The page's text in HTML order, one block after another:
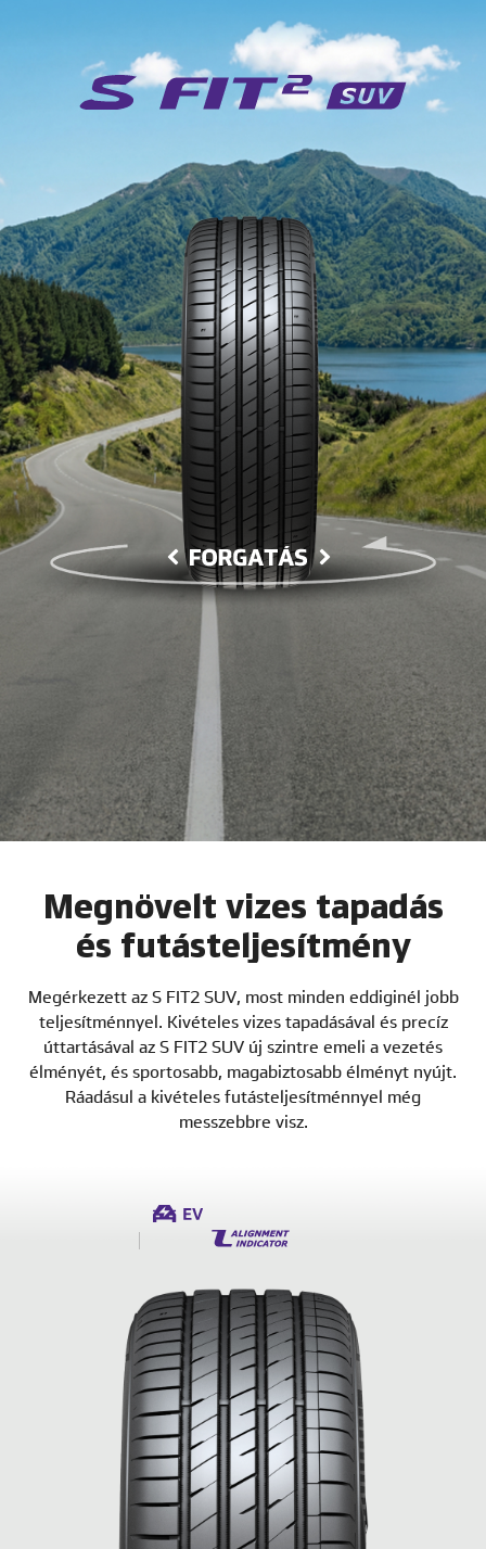
Megnövelt vizes tapadás
és futásteljesítmény
Megérkezett az S FIT2 SUV, most minden eddiginél jobb
teljesítménnyel. Kivételes vizes tapadásával és precíz
úttartásával az S FIT2 SUV új szintre emeli a vezetés
élményét, és sportosabb, magabiztosabb élményt nyújt.
Ráadásul a kivételes futásteljesítménnyel még
messzebbre visz.